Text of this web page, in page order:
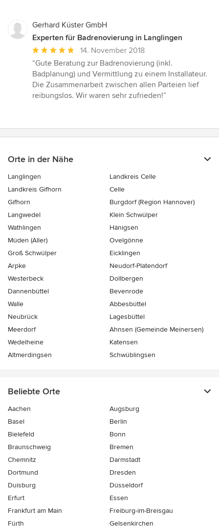
Gerhard Küster GmbH
Experten für Badrenovierung in Langlingen
Durchschnittliche
Bewertung:
5
von
5
14. November 2018
“Gute Beratung zur Badrenovierung (inkl.
Badplanung) und Vermittlung zu einem Installateur.
Die Zusammenarbeit zwischen allen Parteien lief
reibungslos. Wir waren sehr zufrieden!”
Orte in der Nähe
Langlingen
Landkreis Celle
Landkreis Gifhorn
Celle
Gifhorn
Burgdorf (Region Hannover)
Langwedel
Klein Schwülper
Wathlingen
Hänigsen
Müden (Aller)
Ovelgönne
Groß Schwülper
Eicklingen
Arpke
Neudorf-Platendorf
Westerbeck
Dollbergen
Dannenbüttel
Bevenrode
Walle
Abbesbüttel
Neubrück
Lagesbüttel
Meerdorf
Ahnsen (Gemeinde Meinersen)
Wedelheine
Katensen
Altmerdingsen
Schwüblingsen
Beliebte Orte
Aachen
Augsburg
Basel
Berlin
Bielefeld
Bonn
Braunschweig
Bremen
Chemnitz
Darmstadt
Dortmund
Dresden
Duisburg
Düsseldorf
Erfurt
Essen
Frankfurt am Main
Freiburg-im-Breisgau
Fürth
Gelsenkirchen